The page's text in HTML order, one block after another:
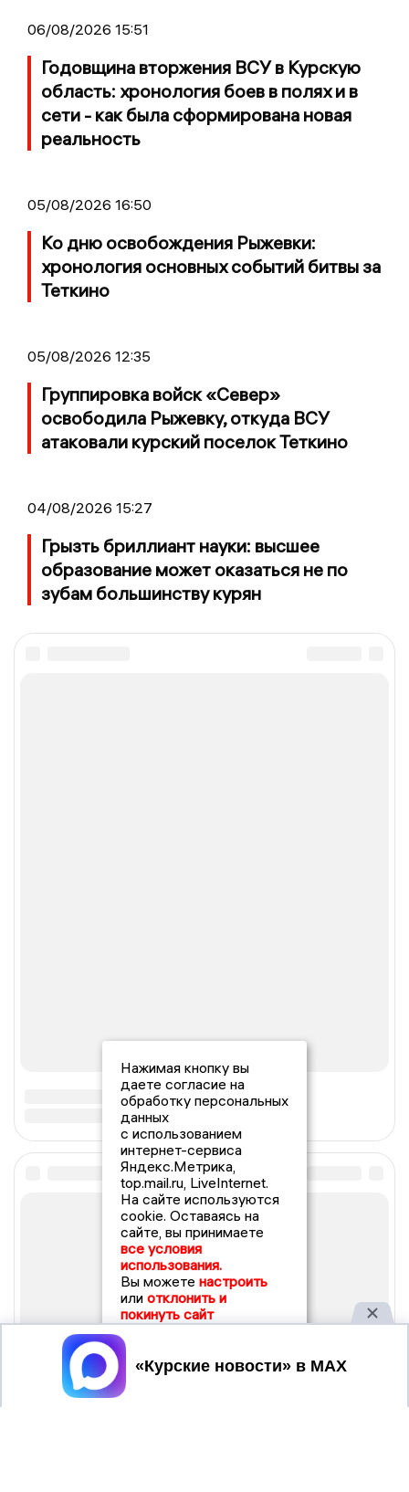
06/08/2026 15:51
Годовщина вторжения ВСУ в Курскую
область: хронология боев в полях и в
сети - как была сформирована новая
реальность
05/08/2026 16:50
Ко дню освобождения Рыжевки:
хронология основных событий битвы за
Теткино
05/08/2026 12:35
Группировка войск «Север»
освободила Рыжевку, откуда ВСУ
атаковали курский поселок Теткино
04/08/2026 15:27
Грызть бриллиант науки: высшее
образование может оказаться не по
зубам большинству курян
Нажимая кнопку вы
даете согласие на
обработку персональных
данных
с использованием
интернет-сервиса
Яндекс.Метрика,
top.mail.ru, LiveInternet.
На сайте используются
cookie. Оставаясь на
сайте, вы принимаете
все условия
использования.
Вы можете настроить
или отклонить и
покинуть сайт
Принять